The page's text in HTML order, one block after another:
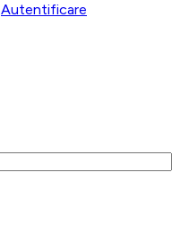
Autentificare